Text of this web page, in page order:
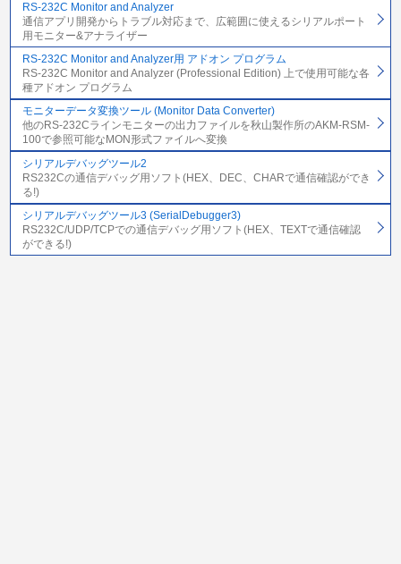
RS-232C Monitor and Analyzer
通信アプリ開発からトラブル対応まで、広範囲に使えるシリアルポート
用モニター&アナライザー
RS-232C Monitor and Analyzer用 アドオン プログラム
RS-232C Monitor and Analyzer (Professional Edition) 上で使用可能な各
種アドオン プログラム
モニターデータ変換ツール (Monitor Data Converter)
他のRS-232Cラインモニターの出力ファイルを秋山製作所のAKM-RSM-
100で参照可能なMON形式ファイルへ変換
シリアルデバッグツール2
RS232Cの通信デバッグ用ソフト(HEX、DEC、CHARで通信確認ができ
る!)
シリアルデバッグツール3 (SerialDebugger3)
RS232C/UDP/TCPでの通信デバッグ用ソフト(HEX、TEXTで通信確認
ができる!)